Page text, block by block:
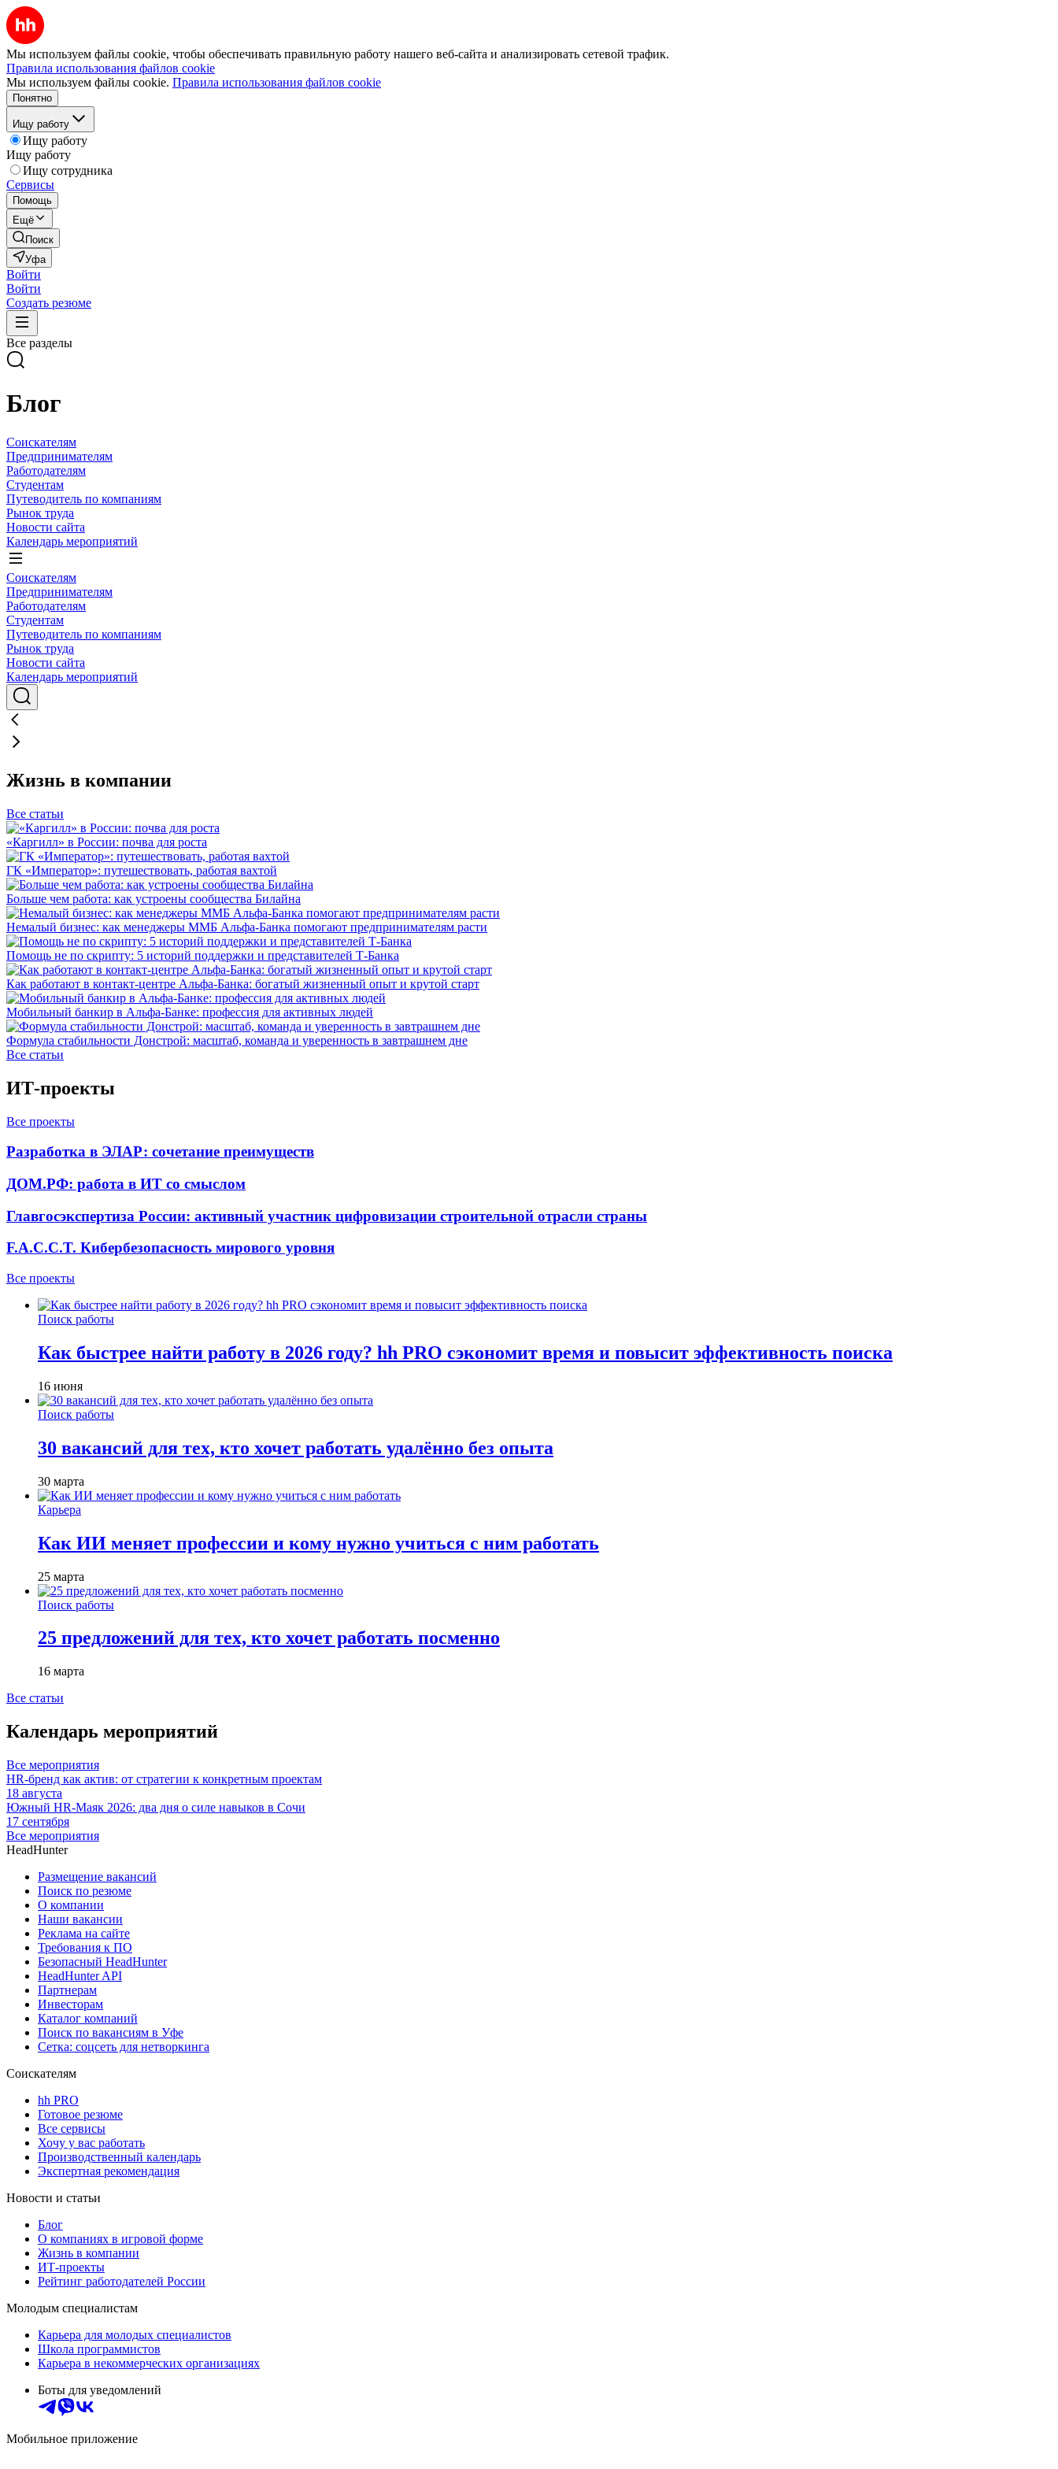
Мы используем файлы cookie, чтобы обеспечивать правильную работу нашего веб-сайта и анализировать сетевой трафик.
Правила использования файлов cookie
Мы используем файлы cookie. Правила использования файлов cookie
Понятно
Ищу работу
Ищу работу
Ищу работу
Ищу сотрудника
Сервисы
Помощь
Ещё
Поиск
Уфа
Войти
Войти
Создать резюме
Все разделы
Блог
Соискателям
Предпринимателям
Работодателям
Студентам
Путеводитель по компаниям
Рынок труда
Новости сайта
Календарь мероприятий
Соискателям
Предпринимателям
Работодателям
Студентам
Путеводитель по компаниям
Рынок труда
Новости сайта
Календарь мероприятий
Жизнь в компании
Все статьи
«Каргилл» в России: почва для роста
ГК «Император»: путешествовать, работая вахтой
Больше чем работа: как устроены сообщества Билайна
Немалый бизнес: как менеджеры ММБ Альфа-Банка помогают предпринимателям расти
Помощь не по скрипту: 5 историй поддержки и представителей Т-Банка
Как работают в контакт-центре Альфа-Банка: богатый жизненный опыт и крутой старт
Мобильный банкир в Альфа-Банке: профессия для активных людей
Формула стабильности Донстрой: масштаб, команда и уверенность в завтрашнем дне
Все статьи
ИТ-проекты
Все проекты
Разработка в ЭЛАР: сочетание преимуществ
ДОМ.РФ: работа в ИТ со смыслом
Главгосэкспертиза России: активный участник цифровизации строительной отрасли страны
F.A.C.C.T. Кибербезопасность мирового уровня
Все проекты
Поиск работы
Как быстрее найти работу в 2026 году? hh PRO сэкономит время и повысит эффективность поиска
16 июня
Поиск работы
30 вакансий для тех, кто хочет работать удалённо без опыта
30 марта
Карьера
Как ИИ меняет профессии и кому нужно учиться с ним работать
25 марта
Поиск работы
25 предложений для тех, кто хочет работать посменно
16 марта
Все статьи
Календарь мероприятий
Все мероприятия
HR-бренд как актив: от стратегии к конкретным проектам
18 августа
Южный HR-Маяк 2026: два дня о силе навыков в Сочи
17 сентября
Все мероприятия
HeadHunter
Размещение вакансий
Поиск по резюме
О компании
Наши вакансии
Реклама на сайте
Требования к ПО
Безопасный HeadHunter
HeadHunter API
Партнерам
Инвесторам
Каталог компаний
Поиск по вакансиям в Уфе
Сетка: соцсеть для нетворкинга
Соискателям
hh PRO
Готовое резюме
Все сервисы
Хочу у вас работать
Производственный календарь
Экспертная рекомендация
Новости и статьи
Блог
О компаниях в игровой форме
Жизнь в компании
ИТ-проекты
Рейтинг работодателей России
Молодым специалистам
Карьера для молодых специалистов
Школа программистов
Карьера в некоммерческих организациях
Боты для уведомлений
Мобильное приложение